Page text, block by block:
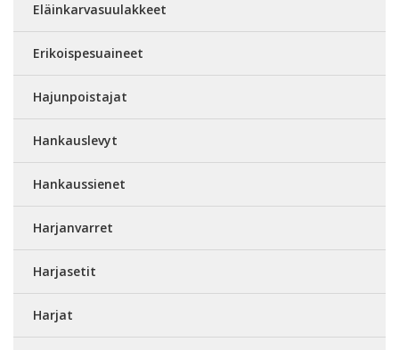
Eläinkarvasuulakkeet
Erikoispesuaineet
Hajunpoistajat
Hankauslevyt
Hankaussienet
Harjanvarret
Harjasetit
Harjat